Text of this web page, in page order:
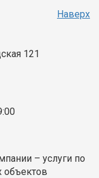
Наверх
121
– услуги по
объектов